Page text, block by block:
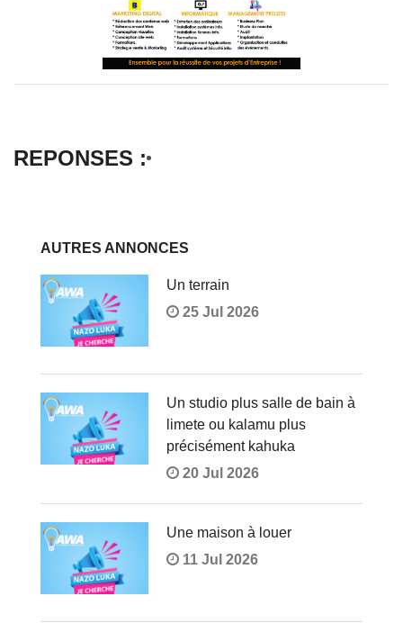
REPONSES :
AUTRES ANNONCES
Un terrain
25 Jul 2026
Un studio plus salle de bain à
limete ou kalamu plus
précisément kahuka
20 Jul 2026
Une maison à louer
11 Jul 2026